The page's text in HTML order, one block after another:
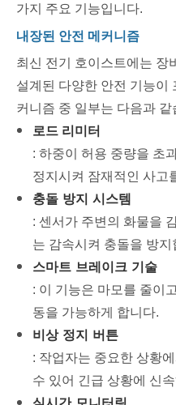
가지 주요 기능입니다.
내장된 안전 메커니즘
최신 전기 호이스트에는 장
설계된 다양한 안전 기능이
커니즘 중 일부는 다음과 같
로드 리미터
: 하중이 허용 중량을 초
정지시켜 잠재적인 사고
충돌 방지 시스템
: 센서가 주변의 화물을
는 감속시켜 충돌을 방지
스마트 브레이크 기술
: 이 기능은 마모를 줄이
동을 가능하게 합니다.
비상 정지 버튼
: 작업자는 중요한 상황
수 있어 긴급 상황에 신